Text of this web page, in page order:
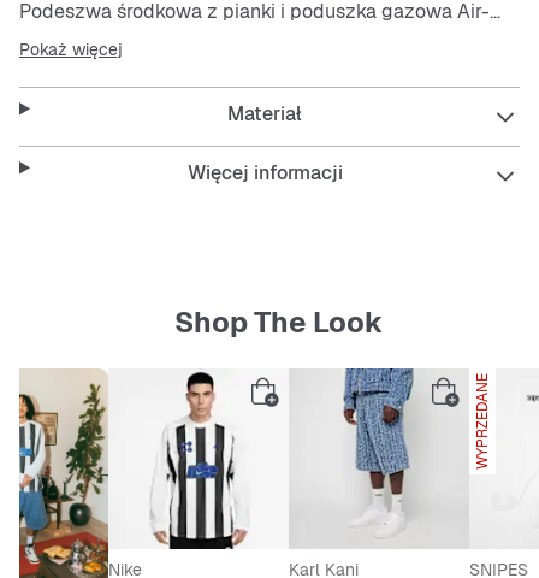
Podeszwa środkowa z pianki i poduszka gazowa Air-
Sole pod piętą oraz w przedniej części buta zapewniają
amortyzację idealną na co dzień.
Gumowa podeszwa zewnętrzna zapewnia trwałość i
przyczepność.
Pokaż więcej
Materiał
Więcej informacji
Shop The Look
Nike Karl Kani
WYPRZEDANE
SNIPES